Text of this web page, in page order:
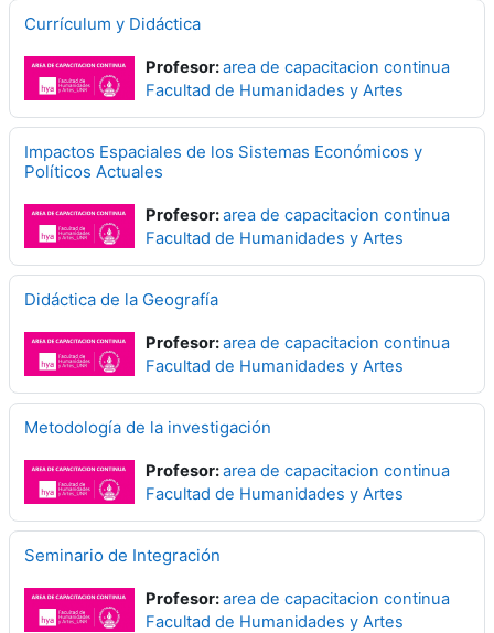
Currículum y Didáctica
Profesor:area de capacitacion continua
Facultad de Humanidades y Artes
Impactos Espaciales de los Sistemas Económicos y
Políticos Actuales
Profesor:area de capacitacion continua
Facultad de Humanidades y Artes
Didáctica de la Geografía
Profesor:area de capacitacion continua
Facultad de Humanidades y Artes
Metodología de la investigación
Profesor:area de capacitacion continua
Facultad de Humanidades y Artes
Seminario de Integración
Profesor:area de capacitacion continua
Facultad de Humanidades y Artes